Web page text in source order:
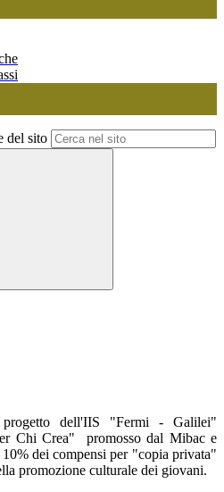
del sito
dell'IIS "Fermi - Galilei"
Chi Crea" promosso dal Mibac e
dei compensi per "copia privata"
promozione culturale dei giovani.